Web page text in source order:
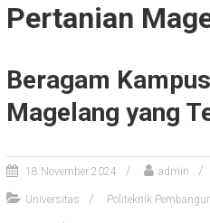
Pertanian
Beragam
Magelang yang
18 November 2024 admin
Universitas Politeknik